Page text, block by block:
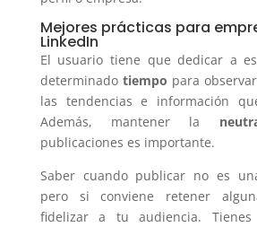
Mejores prácticas para
LinkedIn
El usuario tiene que dedicar a
determinado tiempo para
las tendencias e información
Además, mantener la
publicaciones es importante.
Saber cuando publicar no es
pero si conviene retener
fidelizar a tu audiencia.